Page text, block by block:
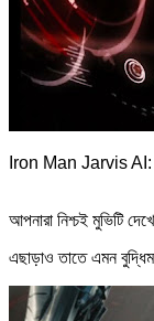
Iron Man Jarvis AI:
আপনারা নিশ্চই মুভিটি
এছাড়াও তাতে এমন